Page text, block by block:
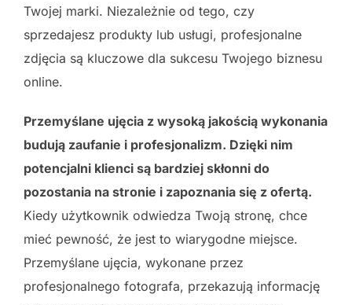
Twojej marki. Niezależnie od tego, czy
sprzedajesz produkty lub usługi, profesjonalne
zdjęcia są kluczowe dla sukcesu Twojego biznesu
online.
Przemyślane ujęcia z wysoką jakością wykonania
budują zaufanie i profesjonalizm. Dzięki nim
potencjalni klienci są bardziej skłonni do
pozostania na stronie i zapoznania się z ofertą.
Kiedy użytkownik odwiedza Twoją stronę, chce
mieć pewność, że jest to wiarygodne miejsce.
Przemyślane ujęcia, wykonane przez
profesjonalnego fotografa, przekazują informację